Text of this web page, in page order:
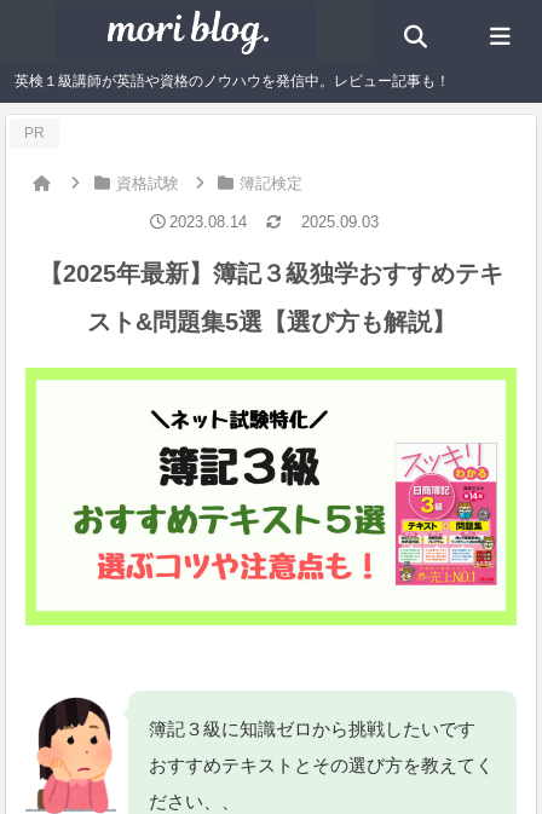
英検１級講師が英語や資格のノウハウを発信中。レビュー記事も！
PR
資格試験 簿記検定
【2025年最新】簿記３級独学おすすめテキ
スト&問題集5選【選び方も解説】
2023.08.14 2025.09.03
簿記３級に知識ゼロから挑戦したいです
おすすめテキストとその選び方を教えてく
ださい、、